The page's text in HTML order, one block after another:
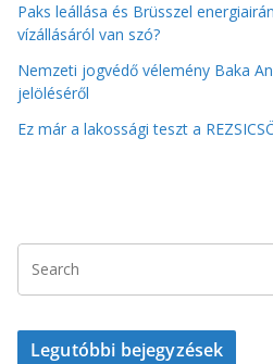
Paks leállása és Brüsszel
vízállásáról van szó?
Nemzeti jogvédő vélemény Baka
jelöléséről
Ez már a lakossági teszt a
Legutóbbi bejegyzések